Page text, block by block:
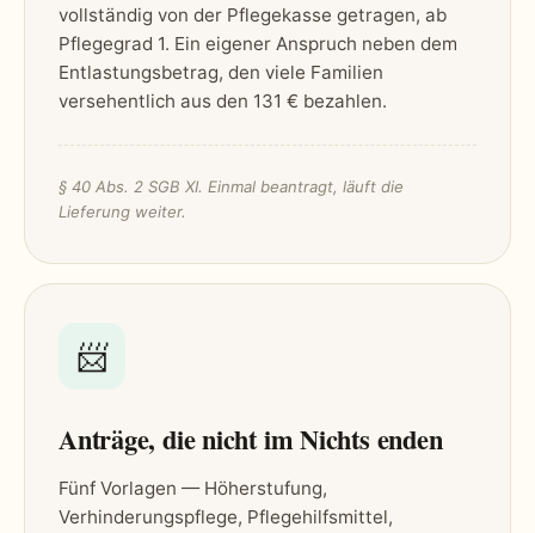
vollständig von der Pflegekasse getragen, ab
Pflegegrad 1. Ein eigener Anspruch neben dem
Entlastungsbetrag, den viele Familien
versehentlich aus den 131 € bezahlen.
§ 40 Abs. 2 SGB XI. Einmal beantragt, läuft die
Lieferung weiter.
📨
Anträge, die nicht im Nichts enden
Fünf Vorlagen — Höherstufung,
Verhinderungspflege, Pflegehilfsmittel,